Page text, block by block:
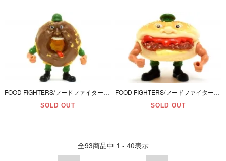
FOOD FIGHTERS/フードファイターズ・Action Figures/アクションフィギュア 「MAJOR MUNCH/メジャーマンチ(チョコドーナツ)」 本体のみ
SOLD OUT
FOOD FIGHTERS/フードファイターズ・Action Figures/アクションフィギュア 「BURGERDIER GENERAL/バーガーダイアージェネラル(ハンバーガー)」 本体のみ
SOLD OUT
全93商品中 1 - 40表示